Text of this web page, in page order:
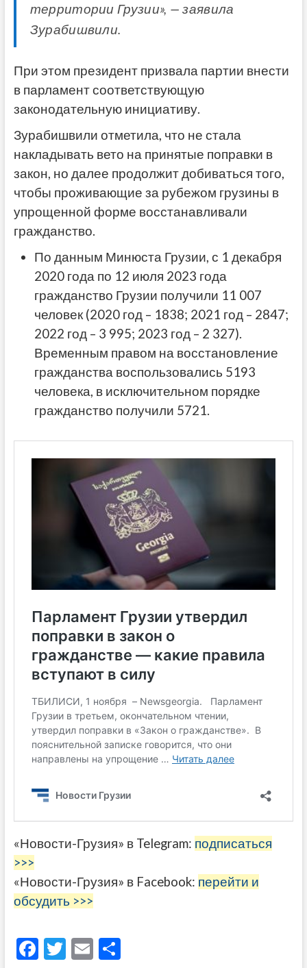
территории Грузии», — заявила
Зурабишвили.
При этом президент призвала партии внести
в парламент соответствующую
законодательную инициативу.
Зурабишвили отметила, что не стала
накладывать вето на принятые поправки в
закон, но далее продолжит добиваться того,
чтобы проживающие за рубежом грузины в
упрощенной форме восстанавливали
гражданство.
По данным Минюста Грузии, с 1 декабря
2020 года по 12 июля 2023 года
гражданство Грузии получили 11 007
человек (2020 год – 1838; 2021 год – 2847;
2022 год – 3 995; 2023 год – 2 327).
Временным правом на восстановление
гражданства воспользовались 5193
человека, в исключительном порядке
гражданство получили 5721.
«Новости-Грузия» в Telegram: подписаться
>>>
«Новости-Грузия» в Facebook: перейти и
обсудить >>>
F T E О